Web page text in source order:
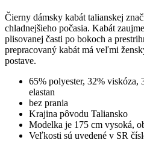
Čierny dámsky kabát talianskej
chladnejšieho počasia. Kabát
plisovanej časti po bokoch a
prepracovaný kabát má veľmi
postave.
65% polyester, 32% viskóza,
elastan
bez prania
Krajina pôvodu Taliansko
Modelka je 175 cm vysoká,
Veľkosti sú uvedené v SR